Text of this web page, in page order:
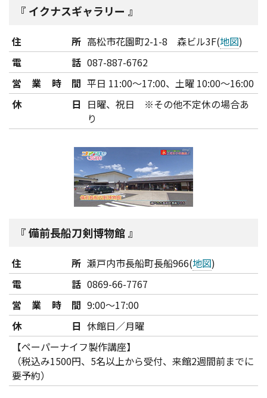
イクナスギャラリー
住所 高松市花園町2-1-8 森ビル3F(地図)
電話 087-887-6762
営業時間 平日 11:00～17:00、土曜 10:00～16:00
休日 日曜、祝日 ※その他不定休の場合あ
り
備前長船刀剣博物館
住所 瀬戸内市長船町長船966(地図)
電話 0869-66-7767
営業時間 9:00～17:00
休日 休館日／月曜
【ペーパーナイフ製作講座】
（税込み1500円、5名以上から受付、来館2週間前までに
要予約）